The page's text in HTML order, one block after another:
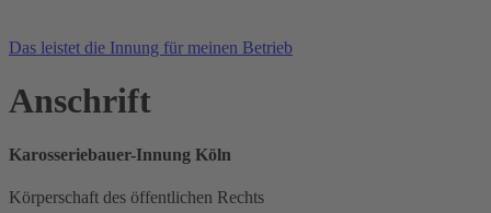
Das leistet die Innung für meinen Betrieb
Anschrift
Karosseriebauer-Innung Köln
Körperschaft des öffentlichen Rechts